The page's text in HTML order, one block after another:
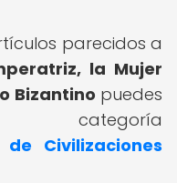
parecidos a
la Mujer
Bizantino puedes
Civilizaciones